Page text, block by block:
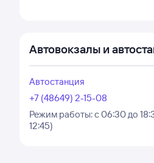
Автовокзалы и
Автостанция
+7 (48649) 2-15-08
Режим работы:с 06:30 до
12:45)